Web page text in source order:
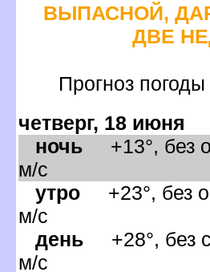
ЫПАСНОЙ,
ДВЕ
Прогноз
четверг, 18 июня
ночь +13°, без
м/с
утро +23°, без
м/с
день +28°, без
м/с